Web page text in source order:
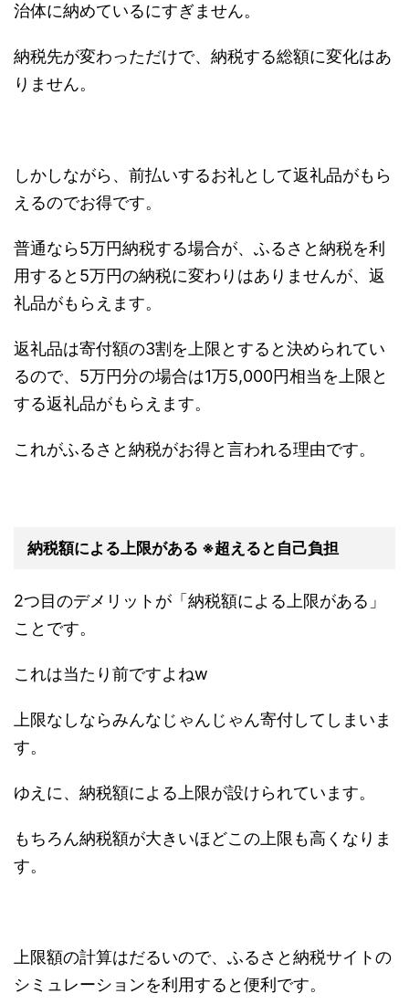
治体に納めているにすぎません。
納税先が変わっただけで、納税する総額に変化はあ
りません。
しかしながら、前払いするお礼として返礼品がもら
えるのでお得です。
普通なら5万円納税する場合が、ふるさと納税を利
用すると5万円の納税に変わりはありませんが、返
礼品がもらえます。
返礼品は寄付額の3割を上限とすると決められてい
るので、5万円分の場合は1万5,000円相当を上限と
する返礼品がもらえます。
これがふるさと納税がお得と言われる理由です。
納税額による上限がある ※超えると自己負担
2つ目のデメリットが「納税額による上限がある」
ことです。
これは当たり前ですよねw
上限なしならみんなじゃんじゃん寄付してしまいま
す。
ゆえに、納税額による上限が設けられています。
もちろん納税額が大きいほどこの上限も高くなりま
す。
上限額の計算はだるいので、ふるさと納税サイトの
シミュレーションを利用すると便利です。